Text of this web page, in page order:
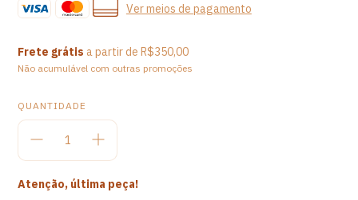
Ver meios de pagamento
Frete grátis a partir deR$350,00
Não acumulável com outras promoções
QUANTIDADE
Atenção, última peça!